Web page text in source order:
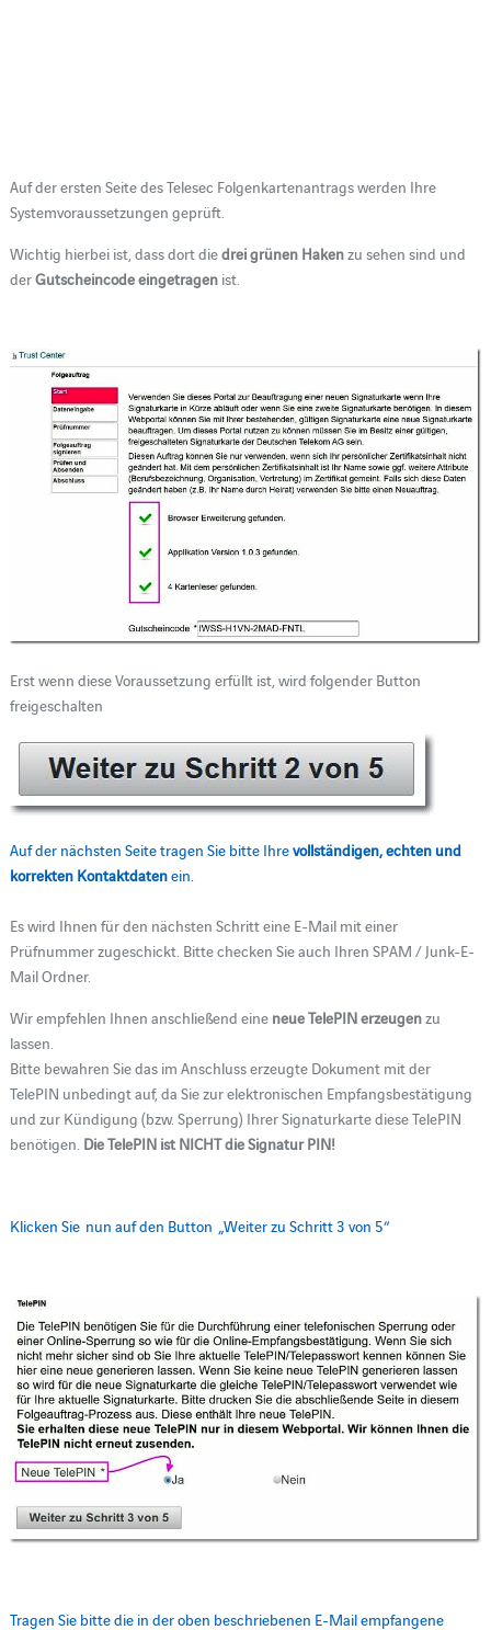
Auf der ersten Seite des Telesec Folgenkartenantrags werden Ihre
Systemvoraussetzungen geprüft.
Wichtig hierbei ist, dass dort diedrei grünen Hakenzu sehen sind und
derGutscheincode eingetragenist.
Erst wenn diese Voraussetzung erfüllt ist, wird folgender Button
freigeschalten
Auf der nächsten Seite tragen Sie bitte Ihrevollständigen, echten und
korrekten Kontaktdatenein.
Es wird Ihnen für den nächsten Schritt eine E-Mail mit einer
Prüfnummer zugeschickt. Bitte checken Sie auch Ihren SPAM / Junk-E-
Mail Ordner.
Wir empfehlen Ihnen anschließend eine neue TelePIN erzeugenzu
lassen.
Bitte bewahren Sie das im Anschluss erzeugte Dokument mit der
TelePIN unbedingt auf, da Sie zur elektronischen Empfangsbestätigung
und zur Kündigung (bzw. Sperrung) Ihrer Signaturkarte diese TelePIN
benötigen. Die TelePIN ist NICHT die Signatur PIN!
Klicken Sie nun auf den Button „Weiter zu Schritt 3 von 5“
Tragen Sie bitte die in der oben beschriebenen E-Mail empfangene